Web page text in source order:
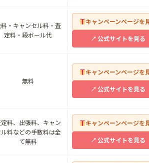
・キャンセル料・査
定料・段ボール代
キャンペーンページを
公式サイトを見る
無料
キャンペーンページを
公式サイトを見る
料、出張料、キャン
ル料などの手数料は全
て無料
キャンペーンページを
公式サイトを見る